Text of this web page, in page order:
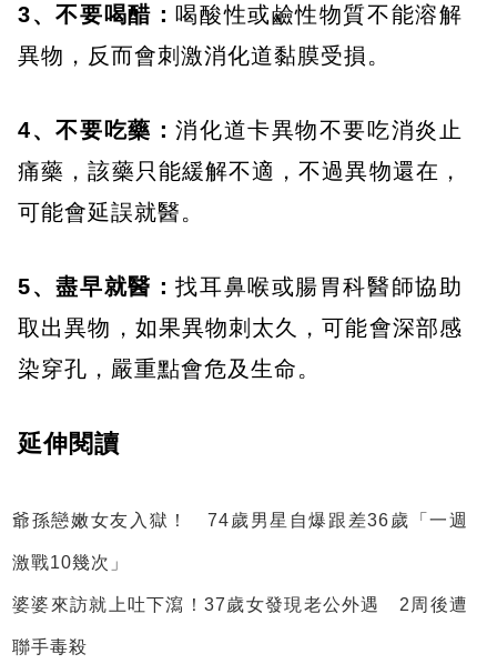
3、不要喝醋：喝酸性或鹼性物質不能溶解
異物，反而會刺激消化道黏膜受損。
4、不要吃藥：消化道卡異物不要吃消炎止
痛藥，該藥只能緩解不適，不過異物還在，
可能會延誤就醫。
5、盡早就醫：找耳鼻喉或腸胃科醫師協助
取出異物，如果異物刺太久，可能會深部感
染穿孔，嚴重點會危及生命。
延伸閱讀
爺孫戀嫩女友入獄！ 74歲男星自爆跟差36歲「一週
激戰10幾次」
婆婆來訪就上吐下瀉！37歲女發現老公外遇 2周後遭
聯手毒殺